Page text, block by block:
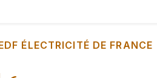
ÉLECTRICITÉ DE FRANCE